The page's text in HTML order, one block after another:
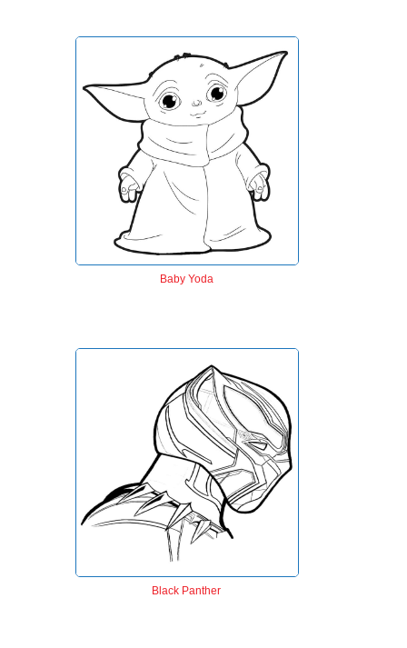
Baby Yoda
Black Panther